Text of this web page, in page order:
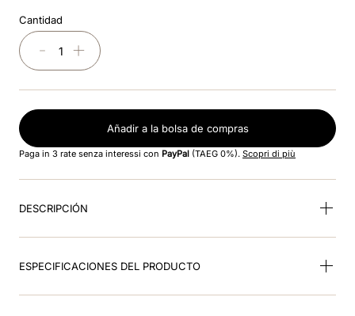
6.
7.rosa
8.visera
Cantidad
＋
－
Añadir a la bolsa de compras
Paga in 3 rate senza interessi con PayPal (TAEG 0%). Scopri di più
DESCRIPCIÓN
ESPECIFICACIONES DEL PRODUCTO